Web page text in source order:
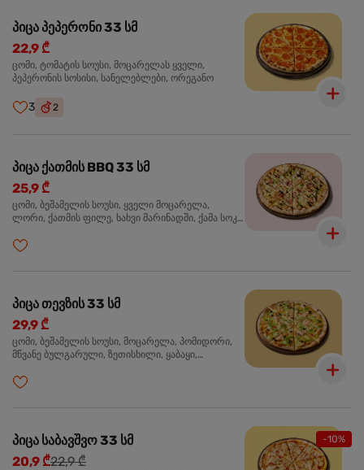
პიცა პეპერონი 33 სმ
22,9 ₾
ცომი, ტომატის სოუსი, მოცარელას ყველი,
პეპერონის სოსისი, სანელებლები, ორეგანო
3 2
პიცა ქათმის BBQ 33 სმ
25,9 ₾
ცომი, ბეშამელის სოუსი, ყველი მოცარელა,
ლორი, ქათმის ფილე, ხახვი მარინადში, ქამა სოკო
პიცა თევზის 33 სმ
29,9 ₾
ცომი, ბეშამელის სოუსი, მოცარელა, პომიდორი,
მწვანე ბულგარული, ზეთისხილი, ყაბაყი,
ორეგანო
-10%
პიცა საბავშვო 33 სმ
20,9 ₾22,9 ₾